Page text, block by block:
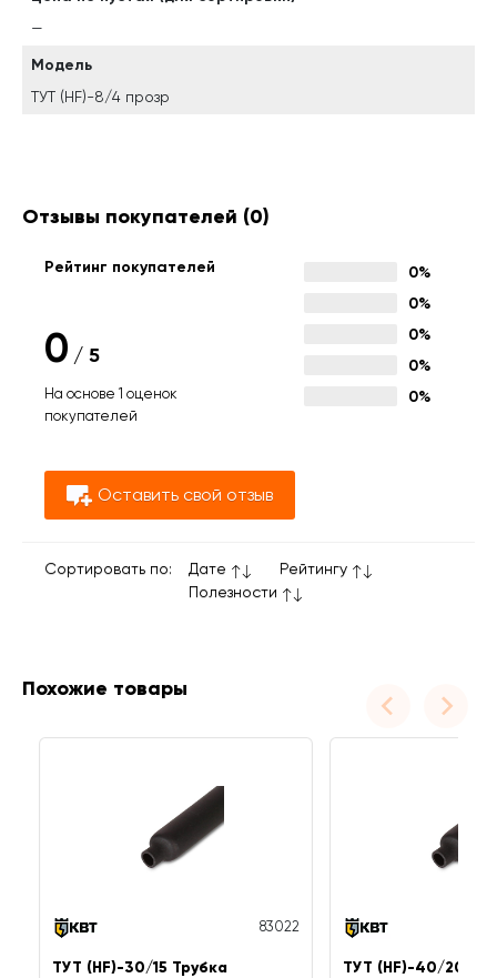
—
Модель
ТУТ (HF)-8/4 прозр
Отзывы покупателей (0)
Рейтинг покупателей
0 / 5
На основе 1 оценок
покупателей
0%
0%
0%
0%
0%
Оставить свой отзыв
Сортировать по: Дате
Рейтингу
Полезности
Похожие товары
83022
ТУТ (HF)-30/15 Трубка
ТУТ (HF)-40/20